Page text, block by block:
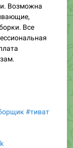
Возможна
Все
#тиват